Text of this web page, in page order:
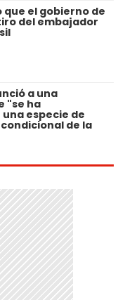
el gobierno de
del embajador
a una
"se ha
especie de
de la